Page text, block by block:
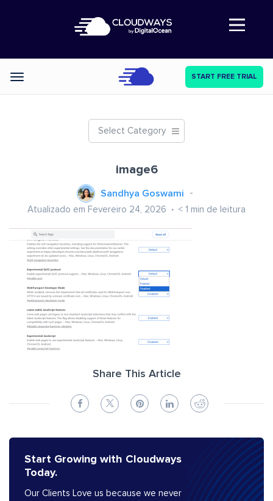
Abre a navegação
Categories START FREE TRIAL
Select Category
image6
Sandhya Goswami
Atualizado em Fevereiro 24, 2026 < 1 min de leitura
Share This Article
Start Growing with Cloudways
Today.
Our Clients Love us because we never